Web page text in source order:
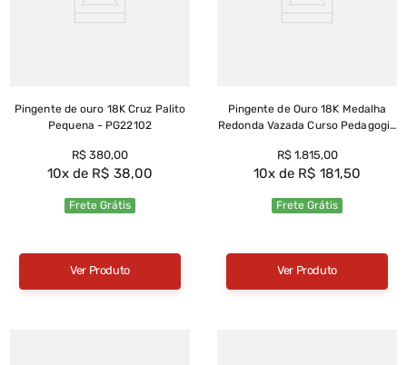
Pingente de ouro 18K Cruz Palito
Pequena - PG22102
R$ 380,00
10 R$ 38,00
Frete Grátis
Ver Produto
Pingente de Ouro 18K Medalha
Redonda Vazada Curso Pedagogia
R$ 1.815,00
10 R$ 181,50
Frete Grátis
Ver Produto